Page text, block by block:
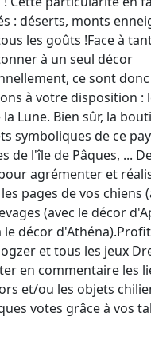
: déserts, monts
les goûts !Face à
à un seul décor
ce sont
à votre disposition :
Lune. Bien sûr, la
symboliques de ce
de l'île de Pâques, ...
agrémenter et
pages de vos chiens
(avec le décor
décor
et tous les jeux
en commentaire les
et/ou les objets
votes grâce à vos